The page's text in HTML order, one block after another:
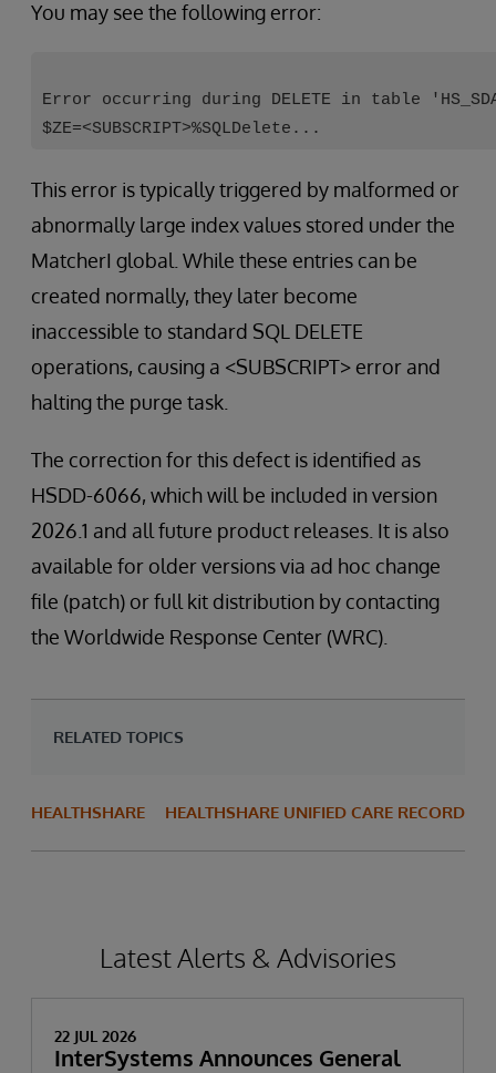
You may see the following error:
Error occurring during DELETE in table
$ZE=<SUBSCRIPT>%SQLDelete...
This error is typically triggered by malformed or
abnormally large index values stored under the
MatcherI global. While these entries can be
created normally, they later become
inaccessible to standard SQL DELETE
operations, causing a <SUBSCRIPT> error and
halting the purge task.
The correction for this defect is identified as
HSDD-6066, which will be included in version
2026.1 and all future product releases. It is also
available for older versions via ad hoc change
file (patch) or full kit distribution by contacting
the Worldwide Response Center (WRC).
RELATED TOPICS
HEALTHSHARE HEALTHSHARE UNIFIED CARE RECORD
Latest Alerts & Advisories
22 JUL 2026
InterSystems Announces General